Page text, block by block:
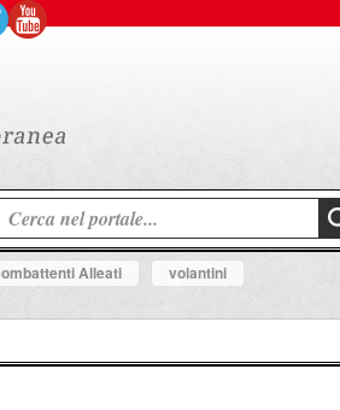
Alleati
volantini